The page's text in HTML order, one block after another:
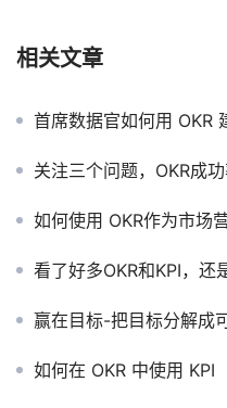
相关文章
首席数据官如何用 OKR 建
关注三个问题，OKR成
如何使用 OKR作为市场
看了好多OKR和KPI，还是不会设
赢在目标-把目标分解成可执
如何在 OKR 中使用 KPI